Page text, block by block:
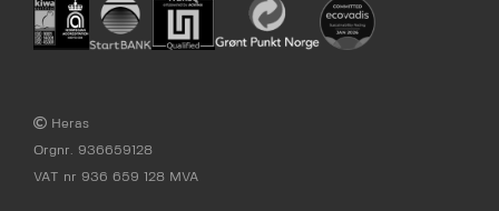
Heras
Orgnr. 936659128
VAT nr 936 659 128 MVA